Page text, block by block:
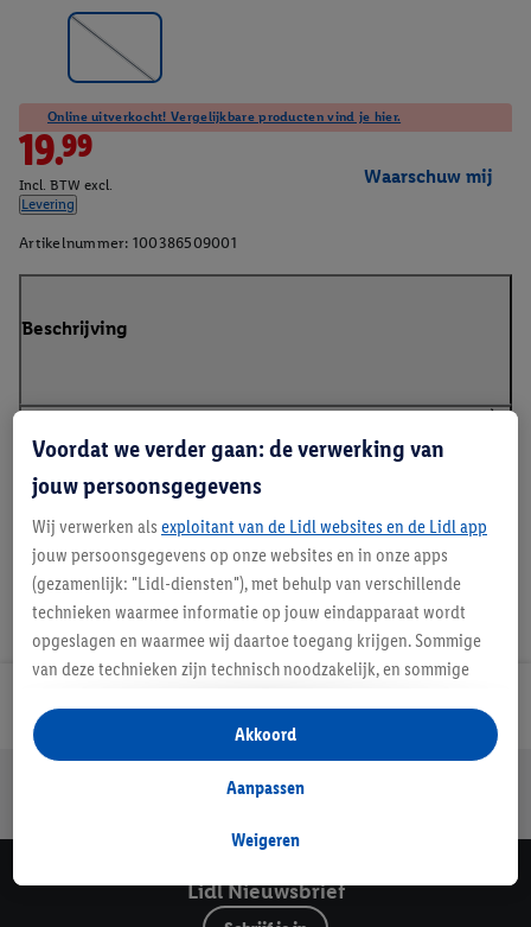
Online uitverkocht! Vergelijkbare producten vind je hier.
19.99
Incl. BTW excl.
Levering
Waarschuw mij
Artikelnummer: 100386509001
Beschrijving
Details over productveiligheid
Lidl Nieuwsbrief
Jouw voordelen bij ons als Lidl webshop klant
Lidl Nieuwsbrief
Voordat we verder gaan: de verwerking van
jouw persoonsgegevens
Wij verwerken als exploitant van de Lidl websites en de Lidl app
jouw persoonsgegevens op onze websites en in onze apps
(gezamenlijk: "Lidl-diensten"), met behulp van verschillende
technieken waarmee informatie op jouw eindapparaat wordt
opgeslagen en waarmee wij daartoe toegang krijgen. Sommige
van deze technieken zijn technisch noodzakelijk, en sommige
opslaan van voorkeursinstellingen, het verzamelen en
analyseren van statistieken of voor het tonen van
gepersonaliseerde reclame binnen en buiten de Lidl-diensten.
gegevens over jouw aankoopgedrag in de winkel ook voor de
Als je hier toestemming geeft aan ons voor het personaliseren
Weigeren
Aanpassen
Akkoord